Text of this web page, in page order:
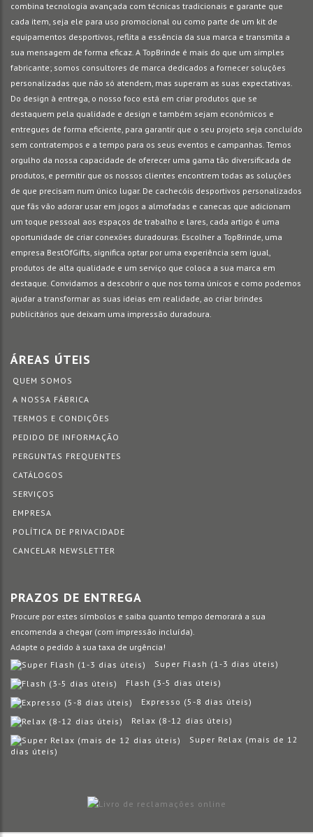
combina tecnologia avançada com técnicas tradicionais e garante que
cada item, seja ele para uso promocional ou como parte de um kit de
equipamentos desportivos, reflita a essência da sua marca e transmita a
sua mensagem de forma eficaz. A TopBrinde é mais do que um simples
fabricante; somos consultores de marca dedicados a fornecer soluções
personalizadas que não só atendem, mas superam as suas expectativas.
Do design à entrega, o nosso foco está em criar produtos que se
destaquem pela qualidade e design e também sejam econômicos e
entregues de forma eficiente, para garantir que o seu projeto seja concluído
sem contratempos e a tempo para os seus eventos e campanhas. Temos
orgulho da nossa capacidade de oferecer uma gama tão diversificada de
produtos, e permitir que os nossos clientes encontrem todas as soluções
de que precisam num único lugar. De cachecóis desportivos personalizados
que fãs vão adorar usar em jogos a almofadas e canecas que adicionam
um toque pessoal aos espaços de trabalho e lares, cada artigo é uma
oportunidade de criar conexões duradouras. Escolher a TopBrinde, uma
empresa BestOfGifts, significa optar por uma experiência sem igual,
produtos de alta qualidade e um serviço que coloca a sua marca em
destaque. Convidamos a descobrir o que nos torna únicos e como podemos
ajudar a transformar as suas ideias em realidade, ao criar brindes
publicitários que deixam uma impressão duradoura.
ÁREAS ÚTEIS
QUEM SOMOS
A NOSSA FÁBRICA
TERMOS E CONDIÇÕES
PEDIDO DE INFORMAÇÃO
PERGUNTAS FREQUENTES
CATÁLOGOS
SERVIÇOS
EMPRESA
POLÍTICA DE PRIVACIDADE
CANCELAR NEWSLETTER
PRAZOS DE ENTREGA
Procure por estes símbolos e saiba quanto tempo demorará a sua
encomenda a chegar (com impressão incluída).
Adapte o pedido à sua taxa de urgência!
Super Flash (1-3 dias úteis)
Flash (3-5 dias úteis)
Expresso (5-8 dias úteis)
Relax (8-12 dias úteis)
Super Relax (mais de 12
dias úteis)